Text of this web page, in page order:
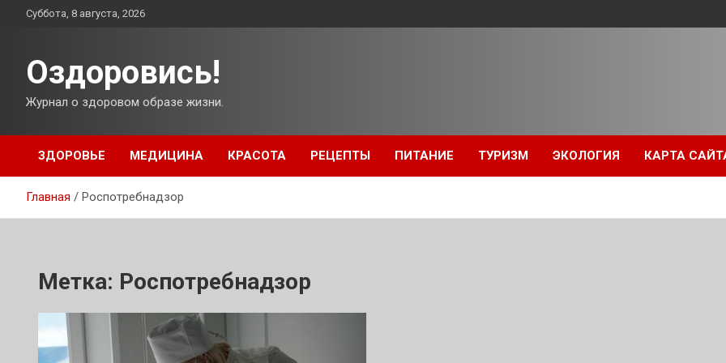
ПерейтиСуббота, 8 августа, 2026
Оздоровись!
Журнал о здоровом образе жизни.
ЗДОРОВЬЕ МЕДИЦИНА КРАСОТА РЕЦЕПТЫ ПИТАНИЕ ТУРИЗМ ЭКОЛОГИЯ КАРТА
Главная Роспотребнадзор
Метка: Роспотребнадзор